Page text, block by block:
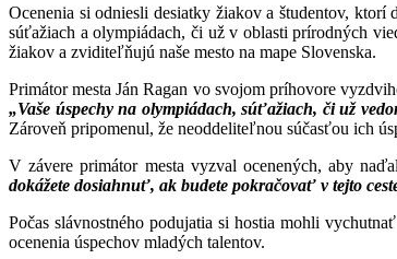
Ocenenia si odniesli desiatky žiakov a študentov,
súťažiach a olympiádach, či už v oblasti prírodných
žiakov a zviditeľňujú naše mesto na mape Slovenska.
Primátor mesta Ján Ragan vo svojom príhovore
„Vaše úspechy na olympiádach, súťažiach, či už
Zároveň pripomenul, že neoddeliteľnou súčasťou ich
V závere primátor mesta vyzval ocenených, aby
dokážete dosiahnuť, ak budete pokračovať v tejto
Počas slávnostného podujatia si hostia mohli
ocenenia úspechov mladých talentov.